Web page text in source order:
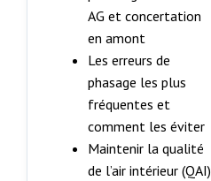
AG et concertation
en amont
Les erreurs de
phasage les plus
fréquentes et
comment les éviter
Maintenir la qualité
de l’air intérieur (QAI)